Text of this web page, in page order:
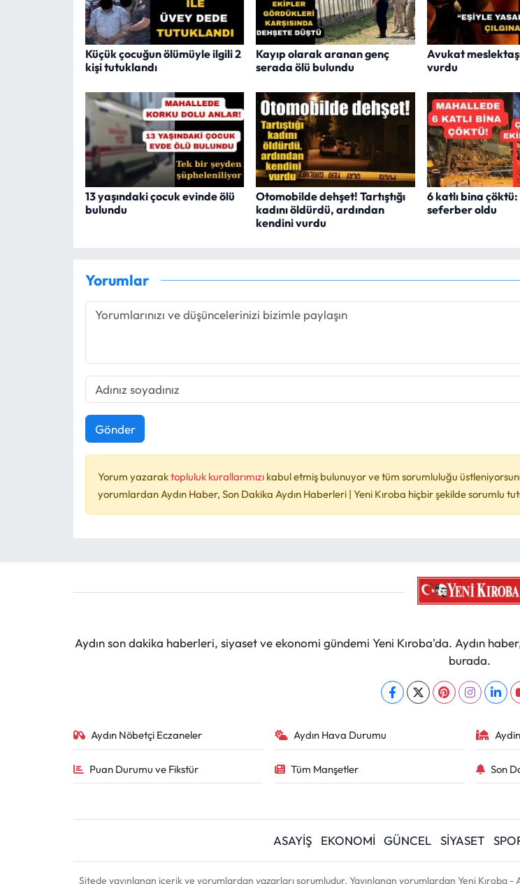
Küçük çocuğun ölümüyle ilgili 2
kişi tutuklandı
Kayıp olarak aranan genç
serada ölü bulundu
Avukat
vurdu
13 yaşındaki çocuk evinde ölü
bulundu
Otomobilde dehşet! Tartıştığı
kadını öldürdü, ardından
kendini vurdu
6 katlı bina
seferber oldu
Yorumlar
Gönder
Yorum yazaraktopluluk kurallarımızı kabul etmiş bulunuyor ve tüm sorumluluğu
yorumlardan Aydın Haber, Son Dakika Aydın Haberleri | Yeni Kıroba hiçbir şekilde sorumlu
Aydın son dakika haberleri, siyaset ve ekonomi gündemi Yeni Kıroba'da. Aydın
burada.
Aydın Nöbetçi Eczaneler Aydın Hava Durumu
Puan Durumu ve Fikstür Tüm Manşetler Son
ASAYİŞ EKONOMİ GÜNCEL SİYASET
Sitede yayınlanan içerik ve yorumlardan yazarları sorumludur. Yayınlanan yorumlardan Yeni Kıroba